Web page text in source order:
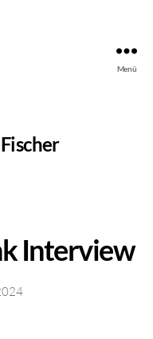
Menü
Interview